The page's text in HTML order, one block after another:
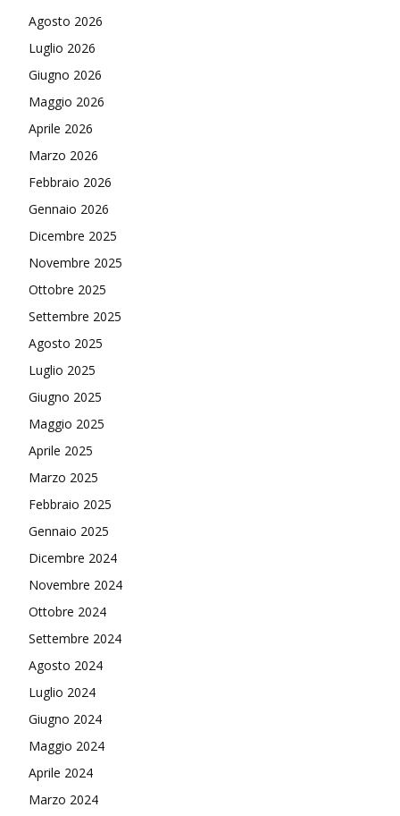
Agosto 2026
Luglio 2026
Giugno 2026
Maggio 2026
Aprile 2026
Marzo 2026
Febbraio 2026
Gennaio 2026
Dicembre 2025
Novembre 2025
Ottobre 2025
Settembre 2025
Agosto 2025
Luglio 2025
Giugno 2025
Maggio 2025
Aprile 2025
Marzo 2025
Febbraio 2025
Gennaio 2025
Dicembre 2024
Novembre 2024
Ottobre 2024
Settembre 2024
Agosto 2024
Luglio 2024
Giugno 2024
Maggio 2024
Aprile 2024
Marzo 2024